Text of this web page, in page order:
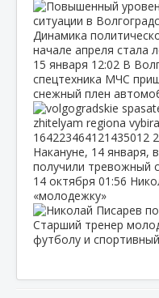
Динамика
начале апреля стала
15 января 12:02 В
спецтехника МЧС
снежный плен
Накануне, 14 января,
получили тревожный
14 октября 01:56
«молодежку»
Старший тренер
футболу и